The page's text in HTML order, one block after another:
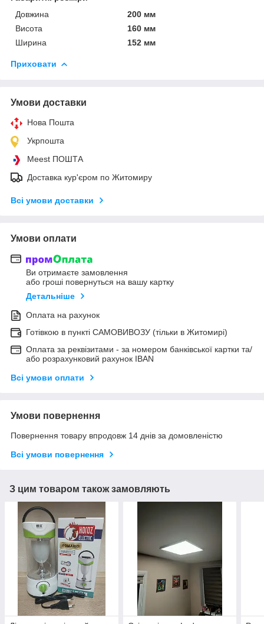
Довжина
200 мм
Висота
160 мм
Ширина
152 мм
Приховати
Умови доставки
Нова Пошта
Укрпошта
Meest ПОШТА
Доставка кур'єром по Житомиру
Всі умови доставки
Умови оплати
Ви отримаєте замовлення
або гроші повернуться на вашу картку
Детальніше
Оплата на рахунок
Готівкою в пункті САМОВИВОЗУ (тільки в Житомирі)
Оплата за реквізитами - за номером банківської картки та/
або розрахунковий рахунок IBAN
Всі умови оплати
Умови повернення
Повернення товару впродовж 14 днів за домовленістю
Всі умови повернення
З цим товаром також замовляють